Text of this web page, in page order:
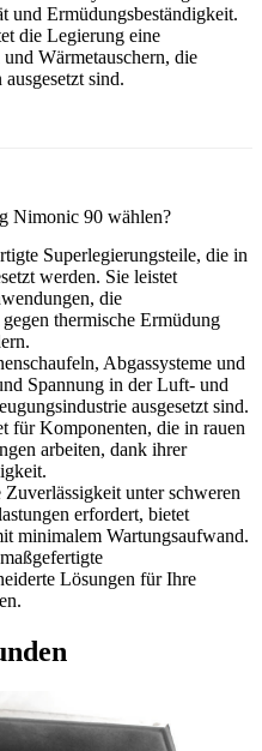
und Ermüdungsbeständigkeit.
die Legierung eine
Wärmetauschern, die
sind.
Nimonic 90 wählen?
Superlegierungsteile, die in
werden. Sie leistet
die
thermische Ermüdung
Abgassysteme und
Spannung in der Luft- und
ausgesetzt sind.
für Komponenten, die in rauen
arbeiten, dank ihrer
Zuverlässigkeit unter schweren
erfordert, bietet
minimalem Wartungsaufwand.
maßgefertigte
Lösungen für Ihre